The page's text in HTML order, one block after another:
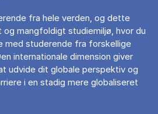
fra hele verden, og dette
mangfoldigt studiemiljø, hvor du
med studerende fra forskellige
internationale dimension giver
udvide dit globale perspektiv og
i en stadig mere globaliseret